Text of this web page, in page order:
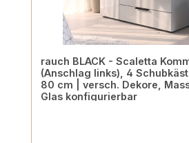
rauch BLACK - Scaletta
(Anschlag links), 4
80 cm | versch. Dekore,
Glas konfigurierbar